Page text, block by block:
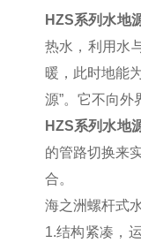
HZS系列水地
热水，利用水
暖，此时地能
源”。它不向外
HZS系列水地
的管路切换来
合。
海之洲螺杆式
1.结构紧凑，